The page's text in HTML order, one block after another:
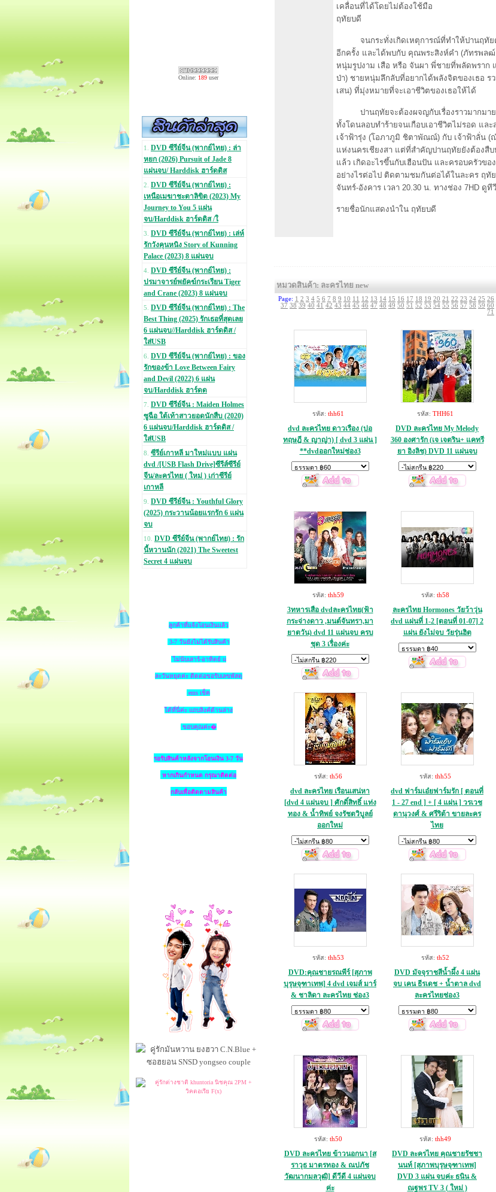
Online: 189 user
1. DVD ซีรีย์จีน (พากย์ไทย) : ล่า
หยก (2026) Pursuit of Jade 8
แผ่นจบ/ Harddisk ฮาร์ดดิส
2. DVD ซีรีย์จีน (พากย์ไทย) :
เหนือเมฆาชะตาลิขิต (2023) My
Journey to You 5 แผ่น
จบ/Harddisk ฮาร์ดดิส /ใ
3. DVD ซีรีย์จีน (พากย์ไทย) : เล่ห์
รักวังคุนหนิง Story of Kunning
Palace (2023) 8 แผ่นจบ
4. DVD ซีรีย์จีน (พากย์ไทย) :
ปรมาจารย์พยัคฆ์กระเรียน Tiger
and Crane (2023) 8 แผ่นจบ
5. DVD ซีรีย์จีน (พากย์ไทย) : The
Best Thing (2025) รักเธอที่สุดเลย
6 แผ่นจบ//Harddisk ฮาร์ดดิส /
ใส่USB
6. DVD ซีรีย์จีน (พากย์ไทย) : ของ
รักของข้า Love Between Fairy
and Devil (2022) 6 แผ่น
จบ/Harddisk ฮาร์ดด
7. DVD ซีรีย์จีน : Maiden Holmes
ซูฉือ ใต้เท้าสาวยอดนักสืบ (2020)
6 แผ่นจบ/Harddisk ฮาร์ดดิส /
ใส่USB
8. ซีรีย์เกาหลี มาใหม่แบบ แผ่น
dvd /[USB Flash Drive]ซีรีส์ซีรีย์
จีน/ละครไทย ( ใหม่ ) เก่าซีรีย์
เกาหลี
9. DVD ซีรีย์จีน : Youthful Glory
(2025) กระวานน้อยแรกรัก 6 แผ่น
จบ
10. DVD ซีรีย์จีน (พากย์ไทย) : รัก
นี้หวานนัก (2021) The Sweetest
Secret 4 แผ่นจบ
ลูกค้าที่แจ้งโอนเงินแล้ว
3-7 วันยังไม่ได้รับสินค้า
ไม่นับเสาร์-อาทิตย์ แ
ละวันหยุดค่ะ ติดต่อขอรับเลขพัสดุ
ems เช็ค
ได้ที่นี่ค่ะ แถบลิงค์ด้านล่าง
ขอบคุณค่ะ�
รอรับสินค้าหลังจากโอนเงิน 3-7 วัน
หากเกินกำหนด กรุณาติดต่อ
กลับเพื่อติดตามสินค้า
เคลื่อนที่ได้โดยไม่ต้องใช้มือ
ฤทัยบดี
จนกระทั่งเกิดเหตุการณ์ที่ทำให้ปานฤทัยต้
อีกครั้ง และได้พบกับ คุณพระสิงห์คำ (ภัทรพล
หนุ่มรูปงาม เสือ หรือ จันผา พี่ชายที่พลัดพรา
ป่า) ชายหนุ่มลึกลับที่อยากได้พลังจิตของเธอ ร
เสน) ที่มุ่งหมายที่จะเอาชีวิตของเธอให้ได้
ปานฤทัยจะต้องผจญกับเรื่องราวมากมายร
ทั้งโดนลอบทำร้ายจนเกือบเอาชีวิตไม่รอด และ
เจ้าฟ้ารุ่ง (โอภาภูมิ ชิตาพัณณ์) กับ เจ้าฟ้าลั่น (
แห่งนครเชียงสา แต่ที่สำคัญปานฤทัยยังต้องสืบ
แล้ว เกิดอะไรขึ้นกับเฮือนปัน และครอบครัวของ
อย่างไรต่อไป ติดตามชมกันต่อได้ในละคร ฤทั
จันทร์-อังคาร เวลา 20.30 น. ทางช่อง 7HD ดูที
รายชื่อนักแสดงนำใน ฤทัยบดี
หมวดสินค้า: ละครไทย new
Page: 1 2 3 4 5 6 7 8 9 10 11 12 13 14 15 16 17 18 19 20 21 22 23 24 25 26
37 38 39 40 41 42 43 44 45 46 47 48 49 50 51 52 53 54 55 56 57 58 59 60
71
รหัส: thh61
dvd ละครไทย ดาวเรือง (ปอ
ทฤษฎี & ญาญ่า) [ dvd 3 แผ่น ]
**dvdออกใหม่ช่อง3
รหัส: THH61
DVD ละครไทย My Melody
360 องศารัก (เจ เจตริน+ แคทรี
ยา อิงลิช) DVD 11 แผ่นจบ
รหัส: thh59
3ทหารเสือ dvdละครไทย(ฟ้า
กระจ่างดาว ,มนต์จันทรา,มา
ยาตวัน) dvd 11 แผ่นจบ ครบ
ชุด 3 เรื่องค่ะ
รหัส: th58
ละครไทย Hormones วัยว้าวุ่น
dvd แผ่นที่ 1-2 [ตอนที่ 01-07] 2
แผ่น ยังไม่จบ วัยรุ่นฮิต
รหัส: th56
dvd ละครไทย เรือนเสน่หา
[dvd 4 แผ่นจบ ] ศักดิ์สิทธิ์ แท่ง
ทอง & น้ำทิพย์ จงรัชตวิบูลย์
ออกใหม่
รหัส: thh55
dvd ฟาร์มเอ๋ยฟาร์มรัก [ ตอนที่
1 - 27 end ] + [ 4 แผ่น ] วรเวช
ดานุวงศ์ & ศรีริต้า ขายละคร
ไทย
รหัส: thh53
DVD:คุณชายรณพีร์ [สุภาพ
บุรุษจุฑาเทพ] 4 dvd เจมส์ มาร์
& ชาลิดา ละครไทย ช่อง3
รหัส: th52
DVD มัจจุราชสีน้ำผึ้ง 4 แผ่น
จบ เคน ธีรเดช + น้ำตาล dvd
ละครไทยช่อง3
รหัส: th50
DVD ละครไทย ข้าวนอกนา [ส
ราวุธ มาตรทอง & ณปภัช
วัฒนากมลวุฒิ] ดีวีดี 4 แผ่นจบ
ค่ะ
รหัส: thh49
DVD ละครไทย คุณชายรัชชา
นนท์ [สุภาพบุรุษจุฑาเทพ]
DVD 3 แผ่น จบค่ะ ธนิน &
ณฐพร TV 3 ( ใหม่ )